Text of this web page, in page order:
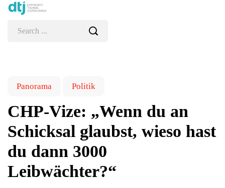
Panorama Politik
CHP-Vize: „Wenn du an
Schicksal glaubst, wieso hast
du dann 3000
Leibwächter?“